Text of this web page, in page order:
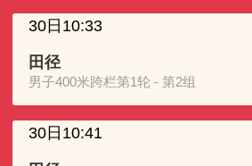
30日10:33
田径
男子400米跨栏第1轮 - 第2组
30日10:41